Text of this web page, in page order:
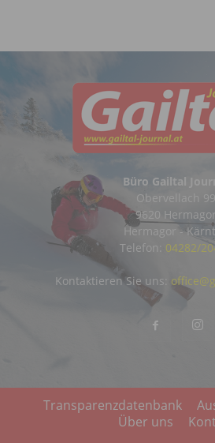
Büro Gailtal
Obervellach 99
9620 Hermagor
Hermagor -
Telefon: 04282/
Kontaktieren Sie uns:
Transparenzdatenbank
Über uns